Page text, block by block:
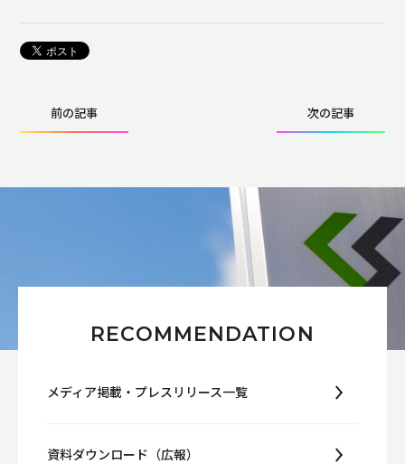
前の記事 次の記事
RECOMMENDATION
メディア掲載・プレスリリース一覧
資料ダウンロード（広報）